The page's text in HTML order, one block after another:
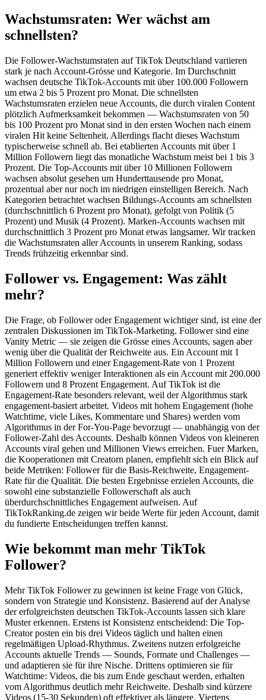
Wachstumsraten: Wer wächst am
schnellsten?
Die Follower-Wachstumsraten auf TikTok Deutschland variieren
stark je nach Account-Grösse und Kategorie. Im Durchschnitt
wachsen deutsche TikTok-Accounts mit über 100.000 Followern
um etwa 2 bis 5 Prozent pro Monat. Die schnellsten
Wachstumsraten erzielen neue Accounts, die durch viralen Content
plötzlich Aufmerksamkeit bekommen — Wachstumsraten von 50
bis 100 Prozent pro Monat sind in den ersten Wochen nach einem
viralen Hit keine Seltenheit. Allerdings flacht dieses Wachstum
typischerweise schnell ab. Bei etablierten Accounts mit über 1
Million Followern liegt das monatliche Wachstum meist bei 1 bis 3
Prozent. Die Top-Accounts mit über 10 Millionen Followern
wachsen absolut gesehen um Hunderttausende pro Monat,
prozentual aber nur noch im niedrigen einstelligen Bereich. Nach
Kategorien betrachtet wachsen Bildungs-Accounts am schnellsten
(durchschnittlich 6 Prozent pro Monat), gefolgt von Politik (5
Prozent) und Musik (4 Prozent). Marken-Accounts wachsen mit
durchschnittlich 3 Prozent pro Monat etwas langsamer. Wir tracken
die Wachstumsraten aller Accounts in unserem Ranking, sodass
Trends frühzeitig erkennbar sind.
Follower vs. Engagement: Was zählt
mehr?
Die Frage, ob Follower oder Engagement wichtiger sind, ist eine der
zentralen Diskussionen im TikTok-Marketing. Follower sind eine
Vanity Metric — sie zeigen die Grösse eines Accounts, sagen aber
wenig über die Qualität der Reichweite aus. Ein Account mit 1
Million Followern und einer Engagement-Rate von 1 Prozent
generiert effektiv weniger Interaktionen als ein Account mit 200.000
Followern und 8 Prozent Engagement. Auf TikTok ist die
Engagement-Rate besonders relevant, weil der Algorithmus stark
engagement-basiert arbeitet. Videos mit hohem Engagement (hohe
Watchtime, viele Likes, Kommentare und Shares) werden vom
Algorithmus in der For-You-Page bevorzugt — unabhängig von der
Follower-Zahl des Accounts. Deshalb können Videos von kleineren
Accounts viral gehen und Millionen Views erreichen. Fuer Marken,
die Kooperationen mit Creatorn planen, empfiehlt sich ein Blick auf
beide Metriken: Follower für die Basis-Reichweite, Engagement-
Rate für die Qualität. Die besten Ergebnisse erzielen Accounts, die
sowohl eine substanzielle Followerschaft als auch
überdurchschnittliches Engagement aufweisen. Auf
TikTokRanking.de zeigen wir beide Werte für jeden Account, damit
du fundierte Entscheidungen treffen kannst.
Wie bekommt man mehr TikTok
Follower?
Mehr TikTok Follower zu gewinnen ist keine Frage von Glück,
sondern von Strategie und Konsistenz. Basierend auf der Analyse
der erfolgreichsten deutschen TikTok-Accounts lassen sich klare
Muster erkennen. Erstens ist Konsistenz entscheidend: Die Top-
Creator posten ein bis drei Videos täglich und halten einen
regelmäßigen Upload-Rhythmus. Zweitens nutzen erfolgreiche
Accounts aktuelle Trends — Sounds, Formate und Challenges —
und adaptieren sie für ihre Nische. Drittens optimieren sie für
Watchtime: Videos, die bis zum Ende geschaut werden, erhalten
vom Algorithmus deutlich mehr Reichweite. Deshalb sind kürzere
Videos (15-30 Sekunden) oft effektiver als längere. Viertens